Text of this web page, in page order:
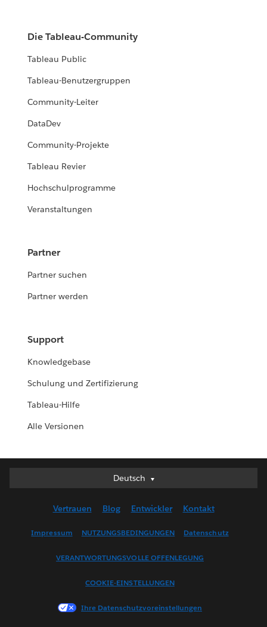
Die Tableau-Community
Tableau Public
Tableau-Benutzergruppen
Community-Leiter
DataDev
Community-Projekte
Tableau Revier
Hochschulprogramme
Veranstaltungen
Partner
Partner suchen
Partner werden
Support
Knowledgebase
Schulung und Zertifizierung
Tableau-Hilfe
Alle Versionen
Deutsch
Deutsch
English (US)
Français (France)
한국어
Vertrauen Blog Entwickler Kontakt
Impressum NUTZUNGSBEDINGUNGEN Datenschutz
VERANTWORTUNGSVOLLE OFFENLEGUNG
COOKIE-EINSTELLUNGEN
Ihre Datenschutzvoreinstellungen